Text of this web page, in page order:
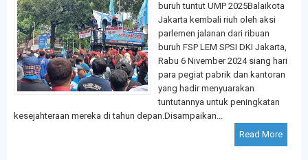
buruh tuntut UMP 2025Balaikota
Jakarta kembali riuh oleh aksi
parlemen jalanan dari ribuan
buruh FSP LEM SPSI DKI Jakarta,
Rabu 6 Nivember 2024 siang hari
para pegiat pabrik dan kantoran
yang hadir menyuarakan
tuntutannya untuk peningkatan
kesejahteraan mereka di tahun depan.Disampaikan...
Read More